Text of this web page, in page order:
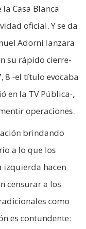
Casa Blanca
oficial. Y se da
Adorni lanzara
su rápido cierre-
8 -el título evocaba
en la TV Pública-,
operaciones.
brindando
a lo que los
izquierda hacen
censurar a los
como
es contundente: